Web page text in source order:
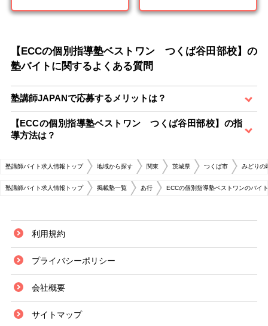
【ECCの個別指導塾ベストワン つくば谷田部校】の
塾バイトに関するよくある質問
塾講師JAPANで応募するメリットは？
【ECCの個別指導塾ベストワン つくば谷田部校】の指
導方法は？
塾講師バイト求人情報トップ 地域から探す 関東 茨城県 つくば市 みどりの
塾講師バイト求人情報トップ 掲載塾一覧 あ行 ECCの個別指導塾ベストワンのバイ
利用規約
プライバシーポリシー
会社概要
サイトマップ